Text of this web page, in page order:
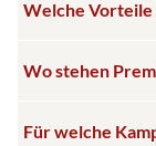
Welche Vorteile
Wo stehen
Für welche